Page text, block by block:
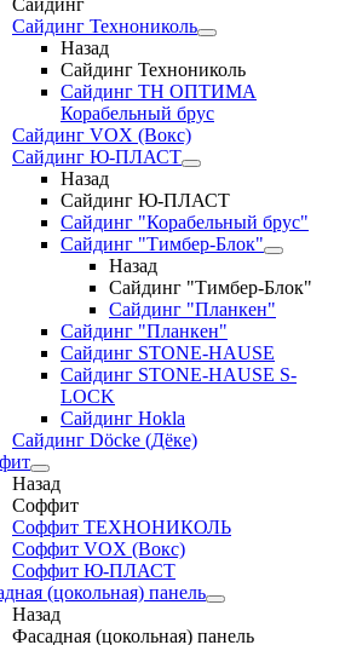
Сайдинг
Сайдинг Технониколь
Назад
Сайдинг Технониколь
Сайдинг ТН ОПТИМА
Корабельный брус
Сайдинг VOX (Вокс)
Сайдинг Ю-ПЛАСТ
Назад
Сайдинг Ю-ПЛАСТ
Сайдинг "Корабельный брус"
Сайдинг "Тимбер-Блок"
Назад
Сайдинг "Тимбер-Блок"
Сайдинг "Планкен"
Сайдинг "Планкен"
Сайдинг STONE-HAUSE
Сайдинг STONE-HAUSE S-
LOCK
Сайдинг Hokla
Сайдинг Döcke (Дёке)
Назад
Соффит
Соффит ТЕХНОНИКОЛЬ
Соффит VOX (Вокс)
Соффит Ю-ПЛАСТ
(цокольная) панель
Назад
Фасадная (цокольная) панель